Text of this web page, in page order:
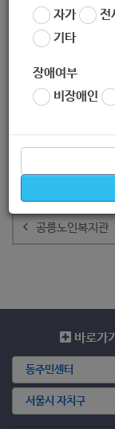
자가
전
기타
장애여부
비장애인
글
내
비 공릉노인복지관
바로가기